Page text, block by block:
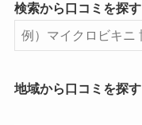
検索から口コミを探す
地域から口コミを探す